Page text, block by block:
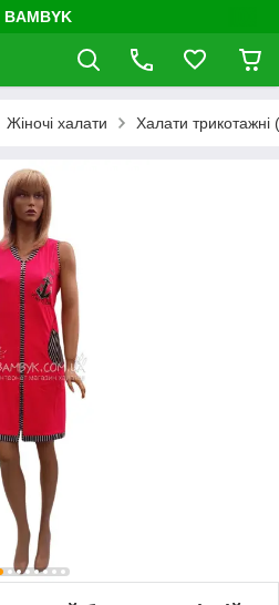
BAMBYK
Жіночі халати Халати трикотажні